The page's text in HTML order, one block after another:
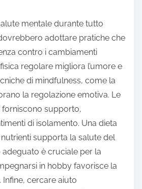
mentale durante tutto
adottare pratiche che
contro i cambiamenti
fisica regolare migliora l’umore e
di mindfulness, come la
la regolazione emotiva. Le
forniscono supporto,
di isolamento. Una dieta
supporta la salute del
è cruciale per la
in hobby favorisce la
Infine, cercare aiuto